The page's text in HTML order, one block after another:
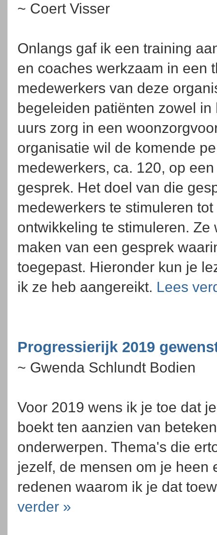
~ Coert Visser
Onlangs gaf ik een training
en coaches werkzaam in een
medewerkers van deze
begeleiden patiënten zowel
uurs zorg in een
organisatie wil de komende
medewerkers, ca. 120, op
gesprek. Het doel van die
medewerkers te stimuleren
ontwikkeling te stimuleren.
maken van een gesprek
toegepast. Hieronder kun je
ik ze heb aangereikt. Lees
Progressierijk 2019
~ Gwenda Schlundt Bodien
Voor 2019 wens ik je toe dat
boekt ten aanzien van
onderwerpen. Thema's die
jezelf, de mensen om je heen
redenen waarom ik je dat
verder »